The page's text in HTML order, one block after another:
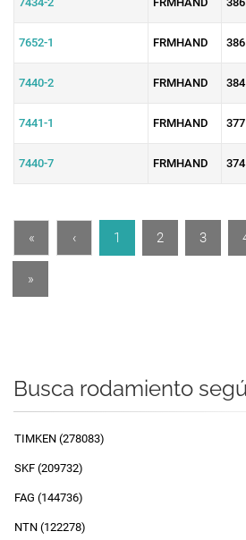
7652-1 FRMHAND 386
7440-2 FRMHAND 384
7441-1 FRMHAND 377
7440-7 FRMHAND 374
« ‹ 1 2 3
»
Busca rodamiento
TIMKEN (278083)
SKF (209732)
FAG (144736)
NTN (122278)